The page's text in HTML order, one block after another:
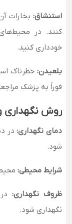
استنشاق: بخارات
کنند. در
خودداری کنید.
بلعیدن: خطرناک
فوراً به پزشک
روش نگهداری
دمای نگهداری:
شود.
شرایط محیطی:
ظروف نگهداری:در
نگهداری شود.